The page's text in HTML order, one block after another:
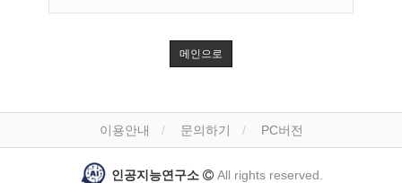
메인으로
이용안내 문의하기 PC버전
인공지능연구소 All rights reserved.